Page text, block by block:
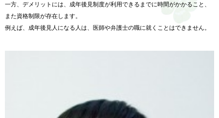
一方、デメリットには、成年後見制度が利用できるまでに時間がかかること、
また資格制限が存在します。
例えば、成年後見人になる人は、医師や弁護士の職に就くことはできません。